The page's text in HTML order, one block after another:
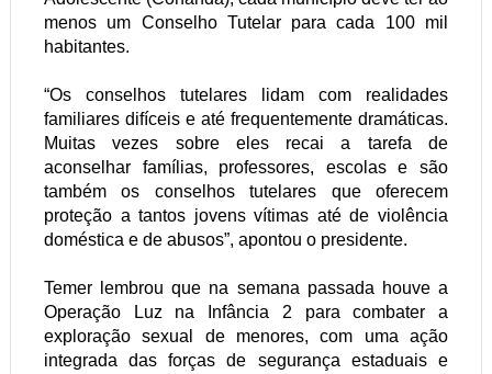
menos um Conselho Tutelar para cada 100 mil
habitantes.
“Os conselhos tutelares lidam com realidades
familiares difíceis e até frequentemente dramáticas.
Muitas vezes sobre eles recai a tarefa de
aconselhar famílias, professores, escolas e são
também os conselhos tutelares que oferecem
proteção a tantos jovens vítimas até de violência
doméstica e de abusos”, apontou o presidente.
Temer lembrou que na semana passada houve a
Operação Luz na Infância 2 para combater a
exploração sexual de menores, com uma ação
integrada das forças de segurança estaduais e